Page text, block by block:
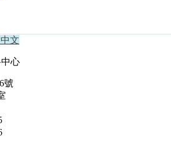
文
心
號